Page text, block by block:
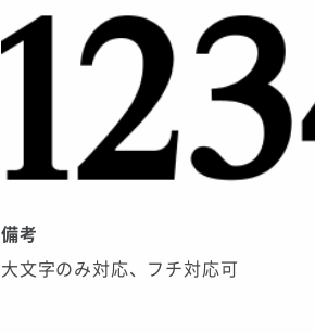
備考
大文字のみ対応、フチ対応可